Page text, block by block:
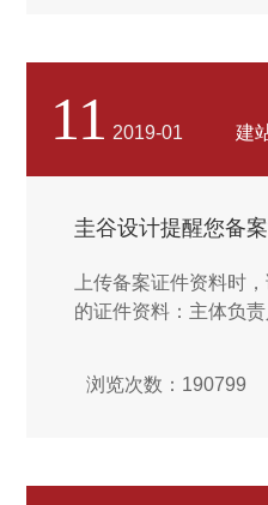
11 2019-01 建
圭谷设计提醒您备
上传备案证件资料时
的证件资料：主体负
网站负责人一致的身
页面中 下载 按钮，下
浏览次数：190799